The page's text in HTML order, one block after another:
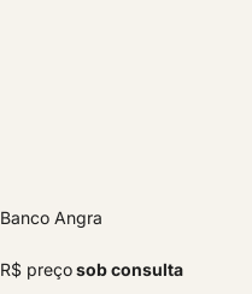
Banco Angra
R$ preçosob consulta